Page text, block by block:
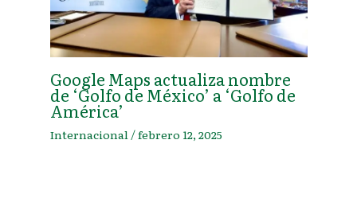
Google Maps actualiza nombre
de ‘Golfo de México’ a ‘Golfo de
América’
Internacional/febrero 12, 2025